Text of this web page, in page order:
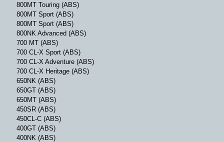
800MT Touring (ABS)
800MT Sport (ABS)
800MT Sport (ABS)
800NK Advanced (ABS)
700 MT (ABS)
700 CL-X Sport (ABS)
700 CL-X Adventure (ABS)
700 CL-X Heritage (ABS)
650NK (ABS)
650GT (ABS)
650MT (ABS)
450SR (ABS)
450CL-C (ABS)
400GT (ABS)
400NK (ABS)